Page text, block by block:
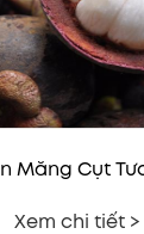
Măng Cụt
Xem chi tiết >